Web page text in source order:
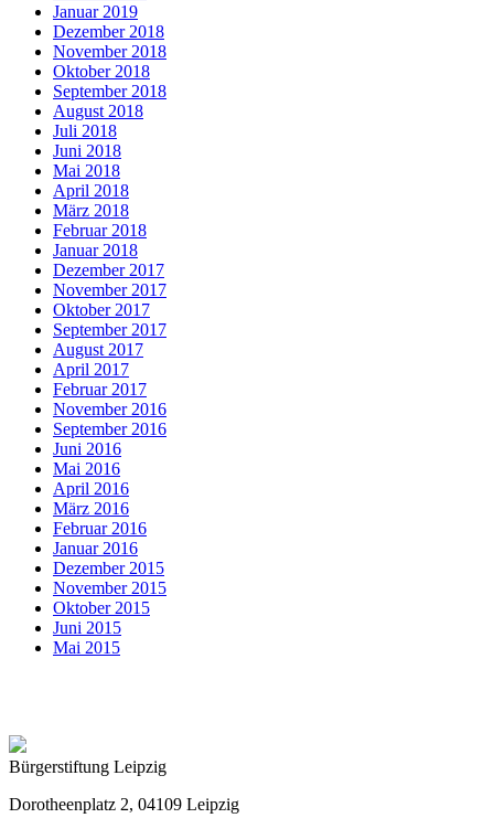
Januar 2019
Dezember 2018
November 2018
Oktober 2018
September 2018
August 2018
Juli 2018
Juni 2018
Mai 2018
April 2018
März 2018
Februar 2018
Januar 2018
Dezember 2017
November 2017
Oktober 2017
September 2017
August 2017
April 2017
Februar 2017
November 2016
September 2016
Juni 2016
Mai 2016
April 2016
März 2016
Februar 2016
Januar 2016
Dezember 2015
November 2015
Oktober 2015
Juni 2015
Mai 2015
Bürgerstiftung Leipzig
Dorotheenplatz 2, 04109 Leipzig